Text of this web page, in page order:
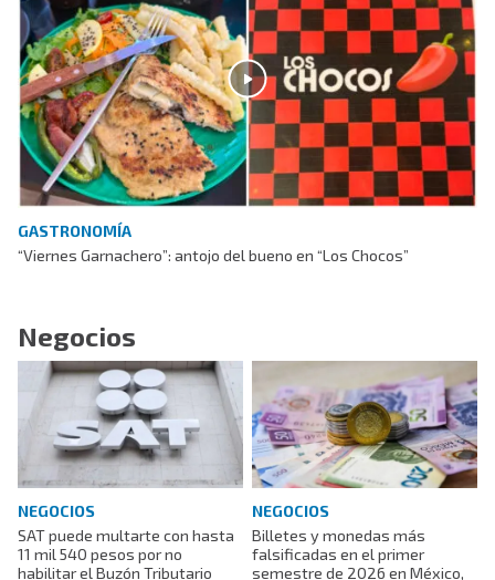
GASTRONOMÍA
“Viernes Garnachero”: antojo del bueno en “Los Chocos”
Negocios
NEGOCIOS
SAT puede multarte con hasta
11 mil 540 pesos por no
habilitar el Buzón Tributario
NEGOCIOS
Billetes y monedas más
falsificadas en el primer
semestre de 2026 en México,